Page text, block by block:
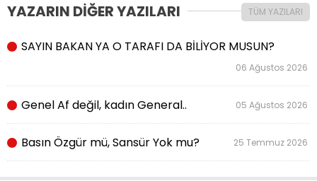
YAZARIN DİĞER YAZILARI TÜM YAZILARI
SAYIN BAKAN YA O TARAFI DA BİLİYOR MUSUN?
06 Ağustos 2026
Genel Af değil, kadın General.. 05 Ağustos 2026
Basın Özgür mü, Sansür Yok mu? 25 Temmuz 2026